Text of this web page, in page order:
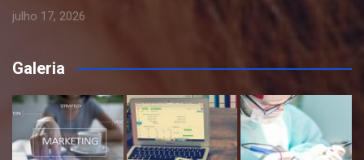
julho 17, 2026
Galeria